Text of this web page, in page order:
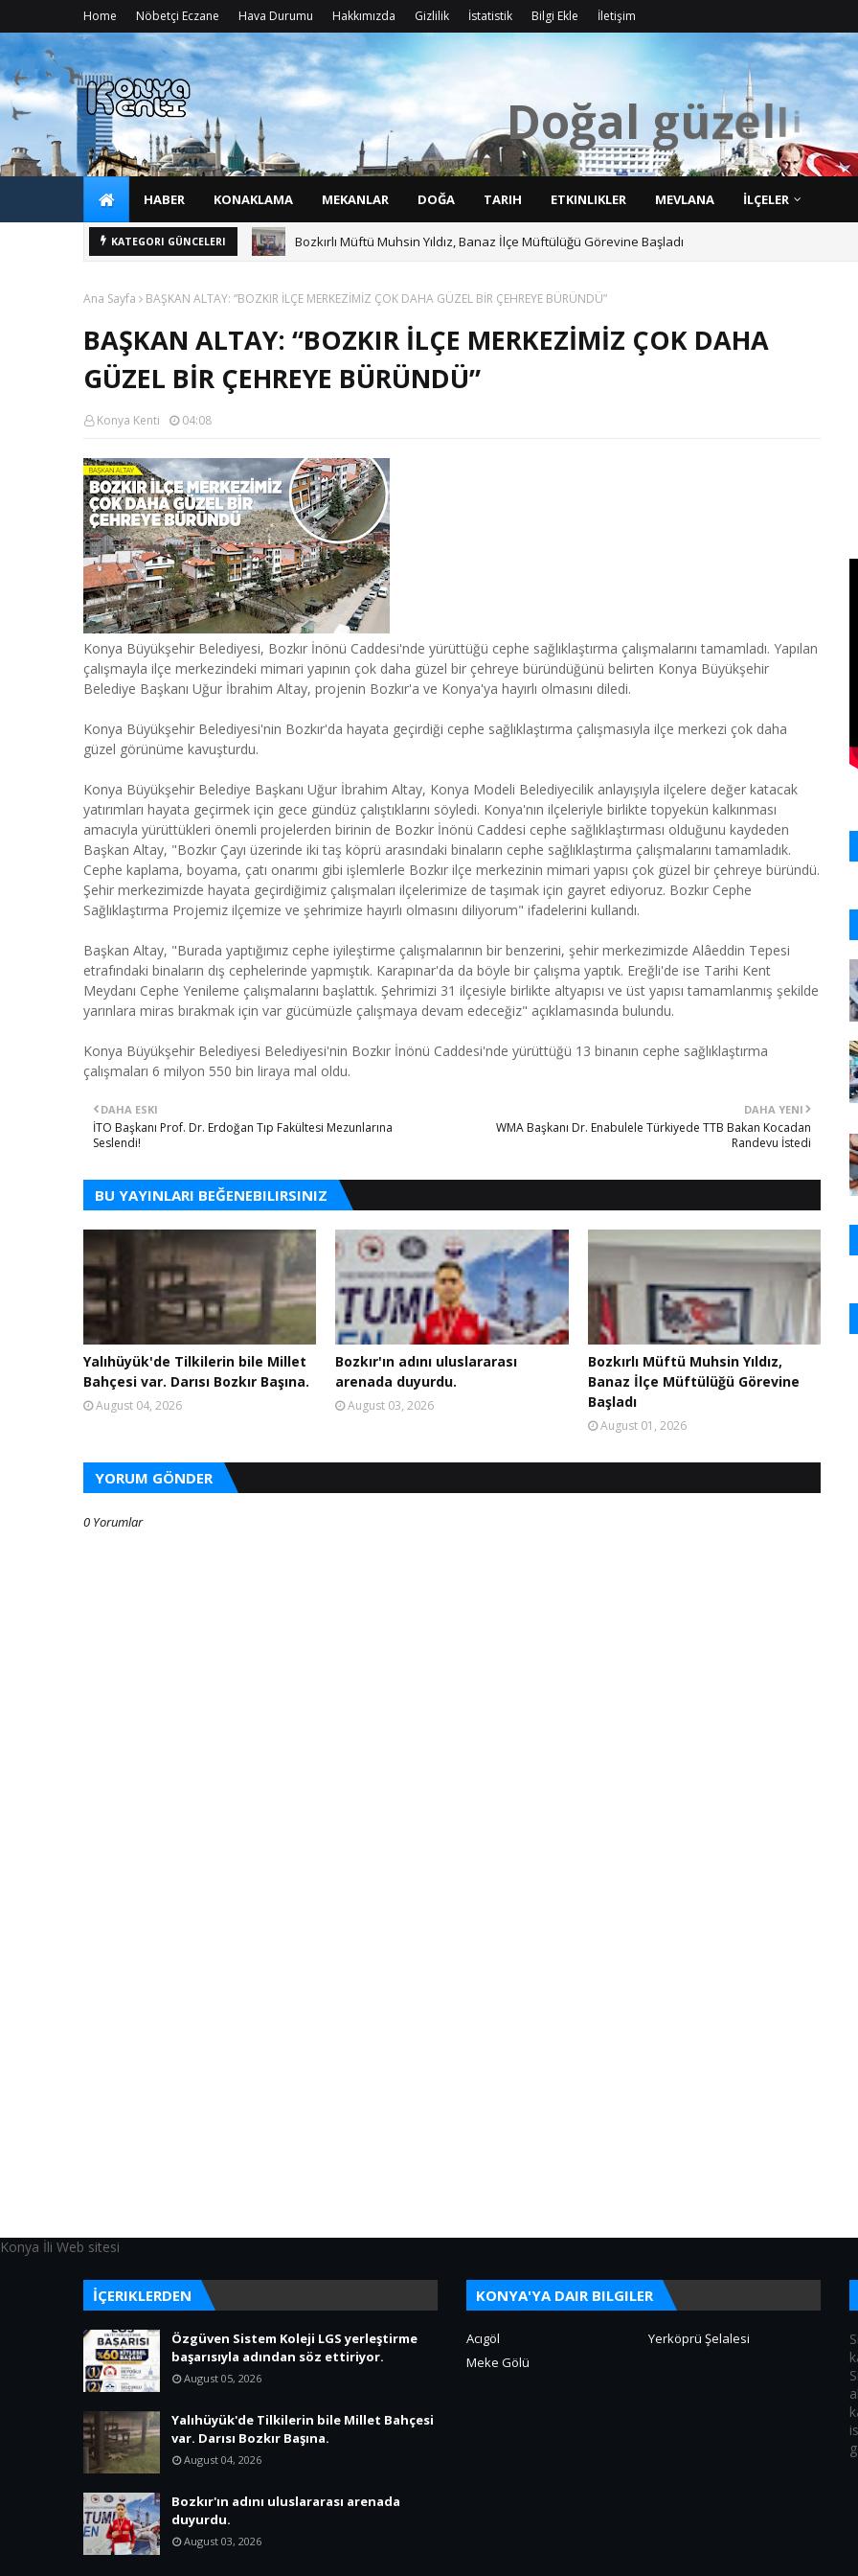
Home Nöbetçi Eczane Hava Durumu Hakkımızda Gizlilik İstatistik Bilgi Ekle İletişim
Doğal güzellikl
HABER KONAKLAMA MEKANLAR DOĞA TARIH ETKINLIKLER MEVLANA İLÇELER
KATEGORI GÜNCELERI Bozkırlı Müftü Muhsin Yıldız, Banaz İlçe Müftülüğü Görevine Başladı
Ana Sayfa ​BAŞKAN ALTAY: “BOZKIR İLÇE MERKEZİMİZ ÇOK DAHA GÜZEL BİR ÇEHREYE BÜRÜNDÜ”
​BAŞKAN ALTAY: “BOZKIR İLÇE MERKEZİMİZ ÇOK DAHA
GÜZEL BİR ÇEHREYE BÜRÜNDÜ”
Konya Kenti 04:08
Konya Büyükşehir Belediyesi, Bozkır İnönü Caddesi'nde yürüttüğü cephe sağlıklaştırma çalışmalarını tamamladı. Yapılan
çalışmayla ilçe merkezindeki mimari yapının çok daha güzel bir çehreye büründüğünü belirten Konya Büyükşehir
Belediye Başkanı Uğur İbrahim Altay, projenin Bozkır'a ve Konya'ya hayırlı olmasını diledi.
Konya Büyükşehir Belediyesi'nin Bozkır'da hayata geçirdiği cephe sağlıklaştırma çalışmasıyla ilçe merkezi çok daha
güzel görünüme kavuşturdu.
Konya Büyükşehir Belediye Başkanı Uğur İbrahim Altay, Konya Modeli Belediyecilik anlayışıyla ilçelere değer katacak
yatırımları hayata geçirmek için gece gündüz çalıştıklarını söyledi. Konya'nın ilçeleriyle birlikte topyekün kalkınması
amacıyla yürüttükleri önemli projelerden birinin de Bozkır İnönü Caddesi cephe sağlıklaştırması olduğunu kaydeden
Başkan Altay, "Bozkır Çayı üzerinde iki taş köprü arasındaki binaların cephe sağlıklaştırma çalışmalarını tamamladık.
Cephe kaplama, boyama, çatı onarımı gibi işlemlerle Bozkır ilçe merkezinin mimari yapısı çok güzel bir çehreye büründü.
Şehir merkezimizde hayata geçirdiğimiz çalışmaları ilçelerimize de taşımak için gayret ediyoruz. Bozkır Cephe
Sağlıklaştırma Projemiz ilçemize ve şehrimize hayırlı olmasını diliyorum" ifadelerini kullandı.
Başkan Altay, "Burada yaptığımız cephe iyileştirme çalışmalarının bir benzerini, şehir merkezimizde Alâeddin Tepesi
etrafındaki binaların dış cephelerinde yapmıştık. Karapınar'da da böyle bir çalışma yaptık. Ereğli'de ise Tarihi Kent
Meydanı Cephe Yenileme çalışmalarını başlattık. Şehrimizi 31 ilçesiyle birlikte altyapısı ve üst yapısı tamamlanmış şekilde
yarınlara miras bırakmak için var gücümüzle çalışmaya devam edeceğiz" açıklamasında bulundu.
Konya Büyükşehir Belediyesi Belediyesi'nin Bozkır İnönü Caddesi'nde yürüttüğü 13 binanın cephe sağlıklaştırma
çalışmaları 6 milyon 550 bin liraya mal oldu.
DAHA YENI
WMA Başkanı Dr. Enabulele Türkiyede TTB Bakan Kocadan
Randevu İstedi
DAHA ESKI
İTO Başkanı Prof. Dr. Erdoğan Tıp Fakültesi Mezunlarına
Seslendi!
BU YAYINLARI BEĞENEBILIRSINIZ
Yalıhüyük'de Tilkilerin bile Millet
Bahçesi var. Darısı Bozkır Başına.
August 04, 2026
Bozkır'ın adını uluslararası
arenada duyurdu.
August 03, 2026
Bozkırlı Müftü Muhsin Yıldız,
Banaz İlçe Müftülüğü Görevine
Başladı
August 01, 2026
YORUM GÖNDER
0 Yorumlar
Konya İli Web sitesi
İÇERIKLERDEN
Özgüven Sistem Koleji LGS yerleştirme
başarısıyla adından söz ettiriyor.
August 05, 2026
Yalıhüyük'de Tilkilerin bile Millet Bahçesi
var. Darısı Bozkır Başına.
August 04, 2026
Bozkır'ın adını uluslararası arenada
duyurdu.
August 03, 2026
KONYA'YA DAIR BILGILER
Acıgöl
Yerköprü Şelalesi
Meke Gölü